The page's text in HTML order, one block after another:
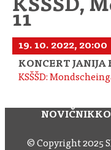
KSŠŠD,
11
19. 10. 2022, 20:00
KONCERT JANIJA
KSŠŠD:
NOVIČNIK
© Copyright 2025